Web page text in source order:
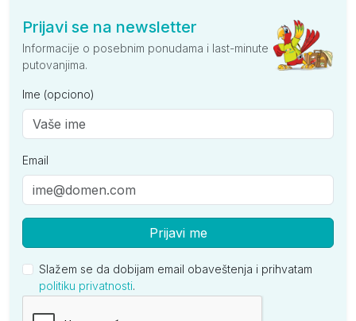
Prijavi se na newsletter
Informacije o posebnim ponudama i last-minute
putovanjima.
Ime (opciono)
Email
Prijavi me
Slažem se da dobijam email obaveštenja i prihvatam
politiku privatnosti.